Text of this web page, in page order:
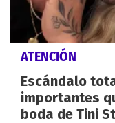
ATENCIÓN
Escándalo
importantes
boda de Tini